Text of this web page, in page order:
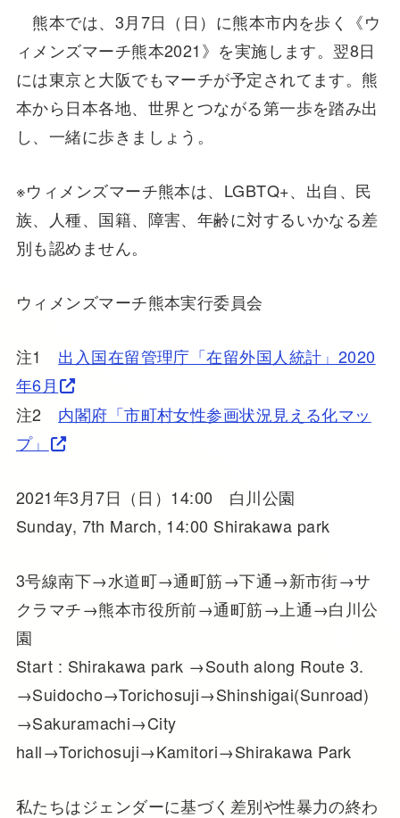
熊本では、3月7日（日）に熊本市内を歩く《ウ
ィメンズマーチ熊本2021》を実施します。翌8日
には東京と大阪でもマーチが予定されてます。熊
本から日本各地、世界とつながる第一歩を踏み出
し、一緒に歩きましょう。
※ウィメンズマーチ熊本は、LGBTQ+、出自、民
族、人種、国籍、障害、年齢に対するいかなる差
別も認めません。
ウィメンズマーチ熊本実行委員会
注1 出入国在留管理庁「在留外国人統計」2020
年6月
注2 内閣府「市町村女性参画状況見える化マッ
プ」
2021年3月7日（日）14:00 白川公園
Sunday, 7th March, 14:00 Shirakawa park
3号線南下→水道町→通町筋→下通→新市街→サ
クラマチ→熊本市役所前→通町筋→上通→白川公
園
Start : Shirakawa park →South along Route 3.
→Suidocho→Torichosuji→Shinshigai(Sunroad)
→Sakuramachi→City
hall→Torichosuji→Kamitori→Shirakawa Park
私たちはジェンダーに基づく差別や性暴力の終わ